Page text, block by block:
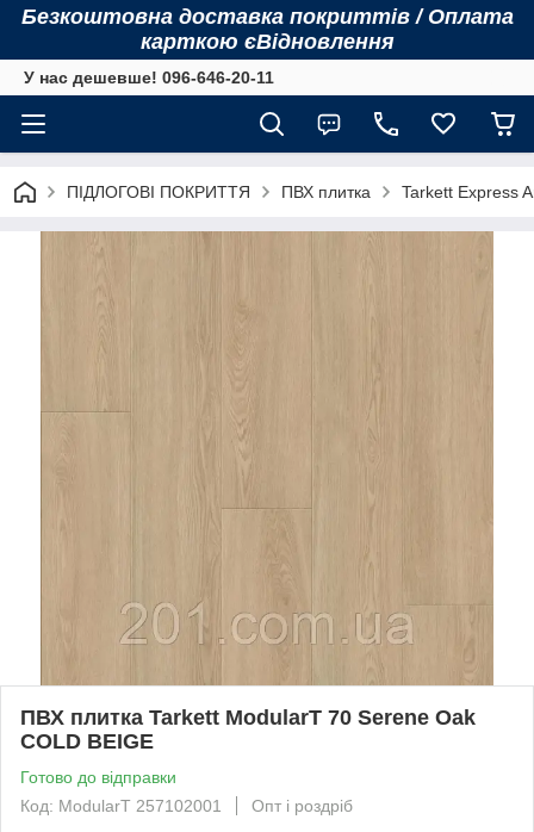
Безкоштовна доставка покриттів / Оплата
карткою єВідновлення
У нас дешевше! 096-646-20-11
ПІДЛОГОВІ ПОКРИТТЯ ПВХ плитка Tarkett Express
ПВХ плитка Tarkett ModularT 70 Serene Oak
COLD BEIGE
Готово до відправки
Код: ModularT 257102001
Опт і роздріб